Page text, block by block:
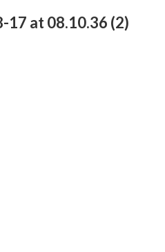
17 at 08.10.36 (2)